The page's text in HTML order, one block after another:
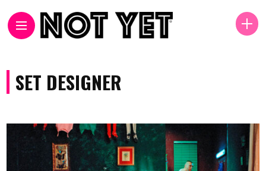
SET DESIGNER